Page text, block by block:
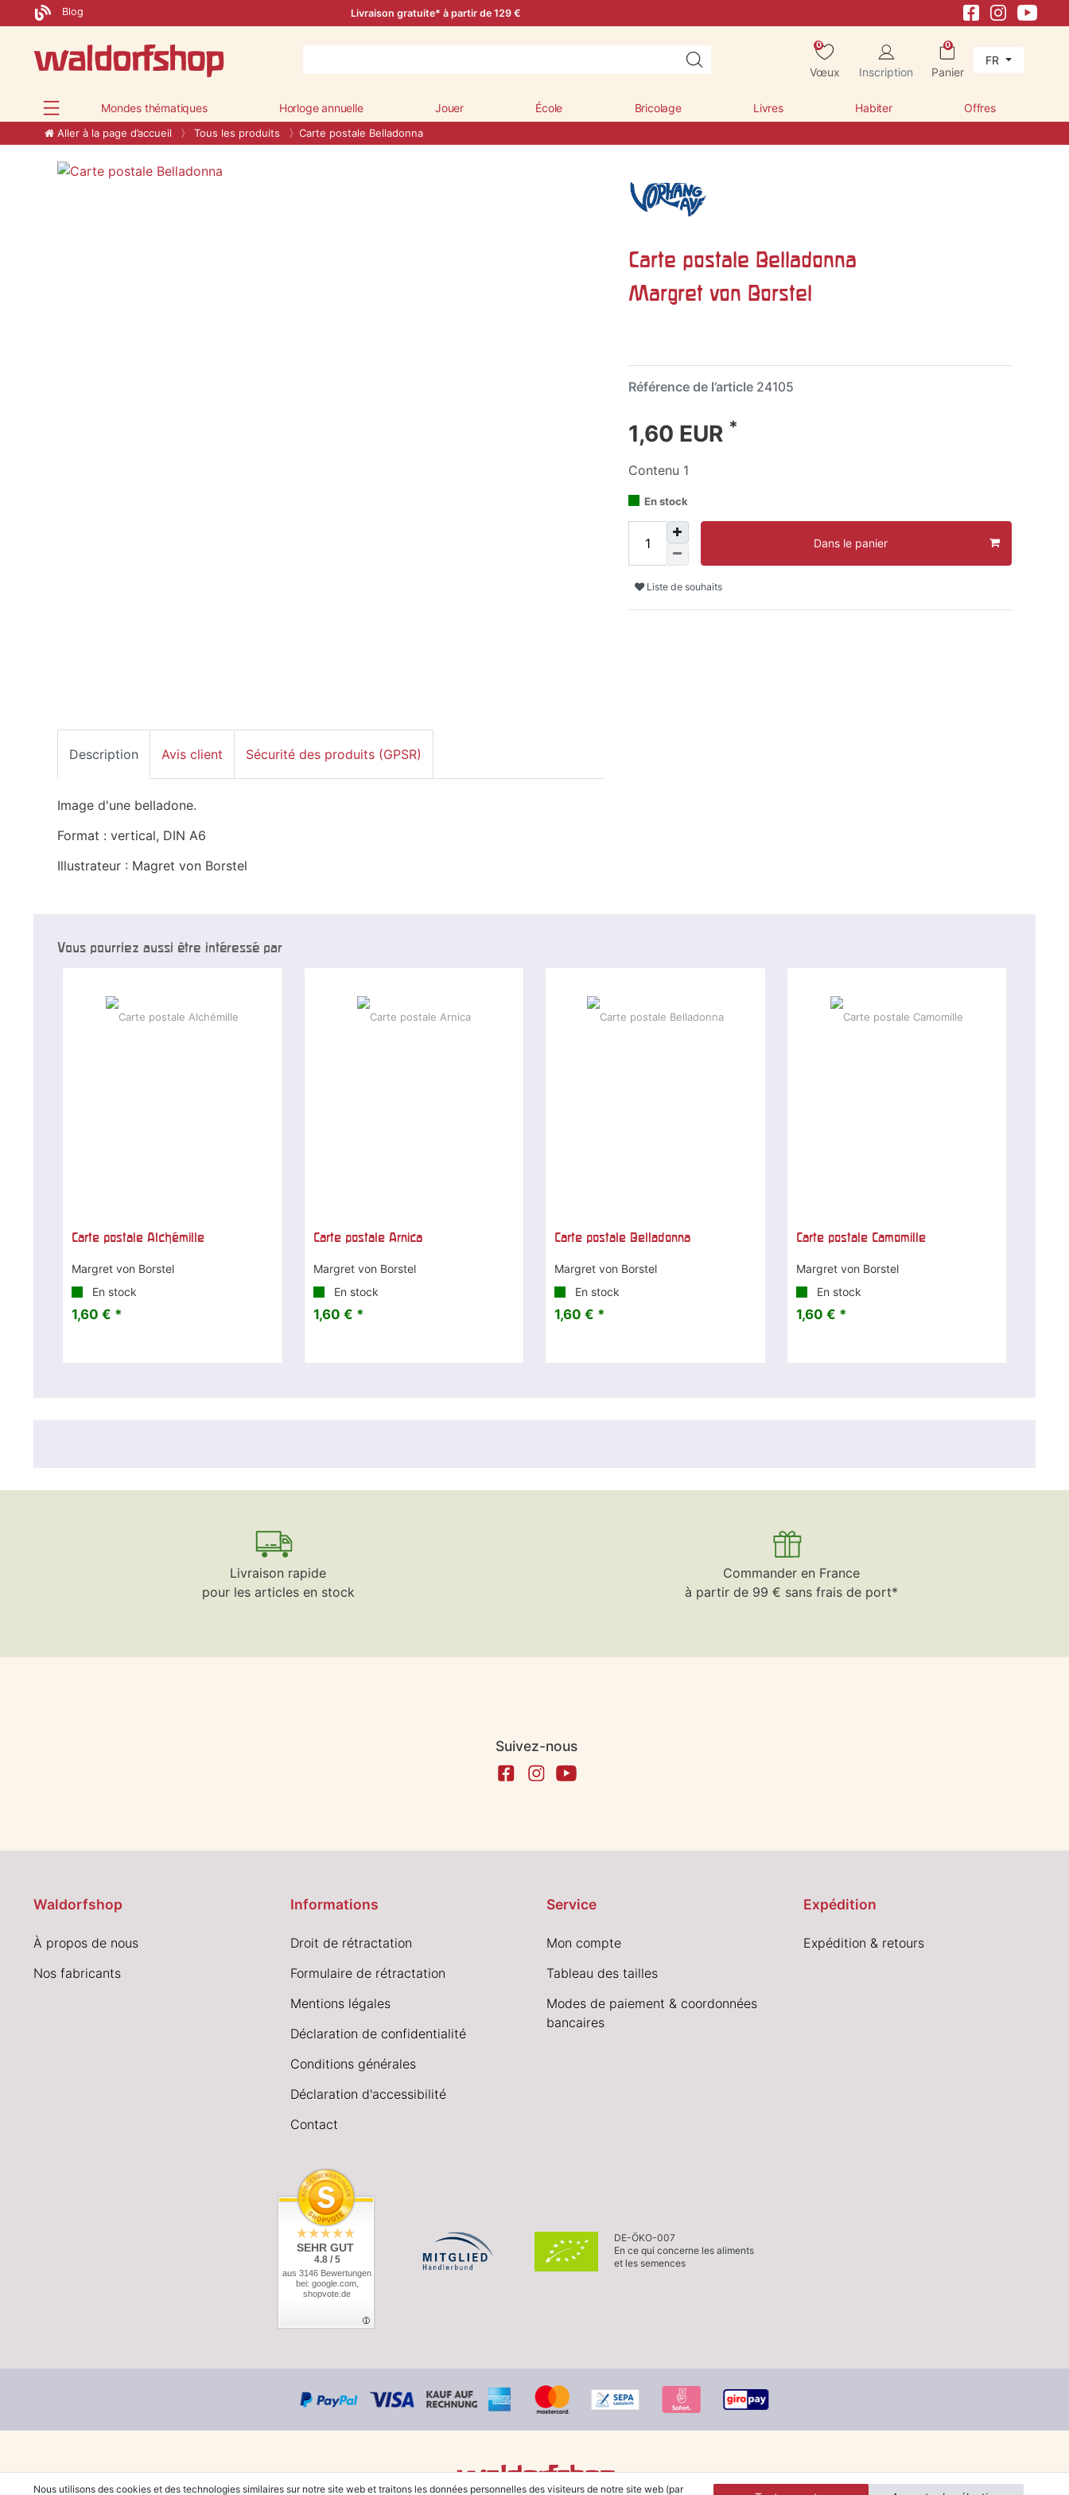
Blog Livraison gratuite* à partir de 129 €
0
Vœux Inscription
0
Panier
FR
Mondes thématiques Horloge annuelle Jouer École Bricolage Livres Habiter Offres
Aller à la page d’accueil Tous les produits Carte postale Belladonna
Carte postale Belladonna
Margret von Borstel
Référence de l’article 24105
1,60 EUR *
Contenu 1
En stock
Dans le panier
Liste de souhaits
Description Avis client Sécurité des produits (GPSR)
Image d'une belladone.
Format : vertical, DIN A6
Illustrateur : Magret von Borstel
Vous pourriez aussi être intéressé par
Carte postale Alchémille
Margret von Borstel
En stock
1,60 € *
Carte postale Arnica
Margret von Borstel
En stock
1,60 € *
Carte postale Belladonna
Margret von Borstel
En stock
1,60 € *
Carte postale Camomille
Margret von Borstel
En stock
1,60 € *
Livraison rapide
pour les articles en stock
Commander en France
à partir de 99 € sans frais de port*
Suivez-nous
Waldorfshop
À propos de nous
Nos fabricants
Informations
Droit de rétractation
Formulaire de rétractation
Mentions légales
Déclaration de confidentialité
Conditions générales
Déclaration d'accessibilité
Contact
Service
Mon compte
Tableau des tailles
Modes de paiement & coordonnées
bancaires
Expédition
Expédition & retours
SEHR GUT
4.8 / 5
aus 3146 Bewertungen
bei: google.com,
shopvote.de
DE-ÖKO-007
En ce qui concerne les aliments
et les semences
Nous utilisons des cookies et des technologies similaires sur notre site web et traitons les données personnelles des visiteurs de notre site web (par